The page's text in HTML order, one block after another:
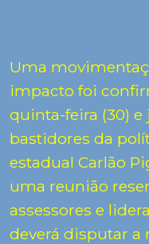
Uma
impacto foi
quinta-feira (30)
bastidores da
estadual Carlão
uma reunião
assessores e
deverá disputar a